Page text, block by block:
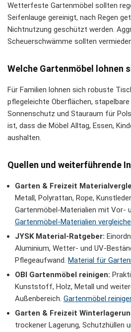
Wetterfeste Gartenmöbel sollten
Seifenlauge gereinigt, nach Regen
Nichtnutzung geschützt werden.
Scheuerschwämme sollten
Welche Gartenmöbel lohnen
Für Familien lohnen sich robuste
pflegeleichte Oberflächen,
Sonnenschutz und Stauraum für
ist, dass die Möbel Alltag, Essen,
aushalten.
Quellen und weiterführende
Garten & Freizeit
Metall, Polyrattan, Rope,
Gartenmöbel-Materialien mit Vor-
Gartenmöbel-Materialien
JYSK Material-Ratgeber:
Aluminium, Wetter- und UV-
Pflegeaufwand. Material für
OBI Gartenmöbel reinigen:
Kunststoff, Holz, Metall und
Außenbereich. Gartenmöbel
Garten & Freizeit
trockener Lagerung, Schutzhüllen